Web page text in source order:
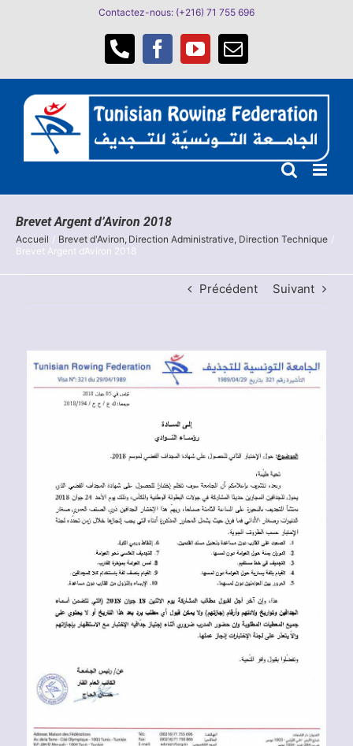
Contactez-nous: (+216) 71 755 696
Téléphone
Facebook
YouTube
Email
Brevet Argent d’Aviron 2018
Accueil Brevet d'Aviron Direction Administrative Direction Technique
Brevet Argent d’Aviron 2018
Précédent Suivant
l'image
agrandie